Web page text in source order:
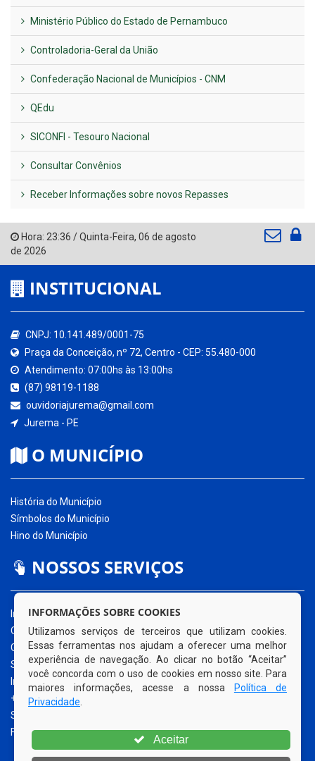
Ministério Público do Estado de Pernambuco
Controladoria-Geral da União
Confederação Nacional de Municípios - CNM
QEdu
SICONFI - Tesouro Nacional
Consultar Convênios
Receber Informações sobre novos Repasses
Hora: 23:36 /Quinta-Feira, 06 de agosto
de 2026
INSTITUCIONAL
CNPJ: 10.141.489/0001-75
Praça da Conceição, nº 72, Centro - CEP: 55.480-000
Atendimento: 07:00hs às 13:00hs
(87) 98119-1188
ouvidoriajurema@gmail.com
Jurema - PE
O MUNICÍPIO
História do Município
Símbolos do Município
Hino do Município
NOSSOS SERVIÇOS
Início
O Município
Governo Municipal
Secretarias
Informe-se
+ Transparência
Serviços
Fale Conosco
INFORMAÇÕES SOBRE COOKIES
Utilizamos serviços de terceiros que utilizam cookies.
Essas ferramentas nos ajudam a oferecer uma melhor
experiência de navegação. Ao clicar no botão “Aceitar”
você concorda com o uso de cookies em nosso site. Para
maiores informações, acesse a nossa
Política de
Privacidade
Aceitar